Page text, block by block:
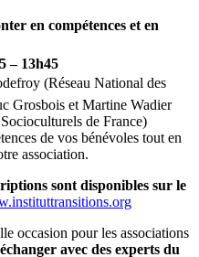
en compétences et en
– 13h45
(Réseau National des
Grosbois et Martine Wadier
de France)
de vos bénévoles tout en
association.
sont disponibles sur le
occasion pour les associations
avec des experts du